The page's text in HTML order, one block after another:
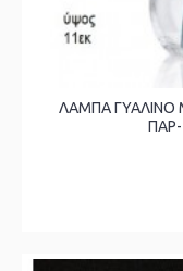
ΛΑΜΠΑ ΓΥΑΛΙΝΟ
ΠΑΡ-